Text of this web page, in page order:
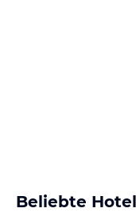
Beliebte